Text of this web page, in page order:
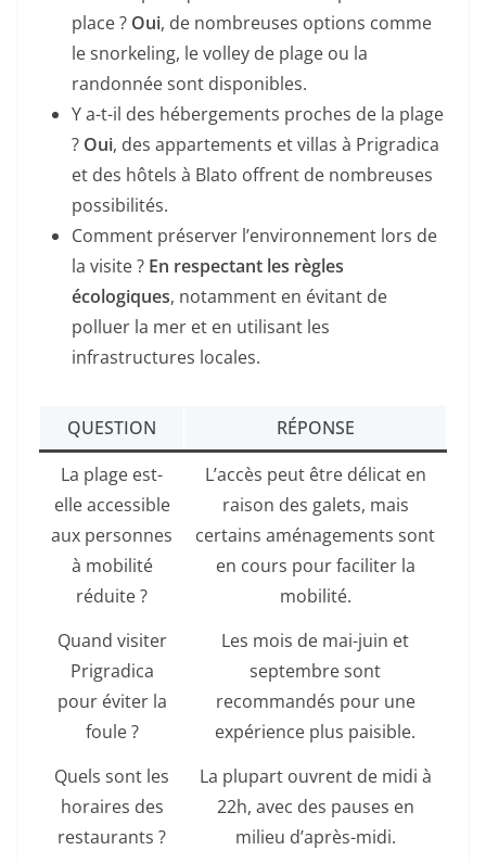
place ? Oui, de nombreuses options comme
le snorkeling, le volley de plage ou la
randonnée sont disponibles.
Y a-t-il des hébergements proches de la plage
? Oui, des appartements et villas à Prigradica
et des hôtels à Blato offrent de nombreuses
possibilités.
Comment préserver l’environnement lors de
la visite ? En respectant les règles
écologiques, notamment en évitant de
polluer la mer et en utilisant les
infrastructures locales.
QUESTION
RÉPONSE
La plage est-
elle accessible
aux personnes
à mobilité
réduite ?
L’accès peut être délicat en
raison des galets, mais
certains aménagements sont
en cours pour faciliter la
mobilité.
Quand visiter
Prigradica
pour éviter la
foule ?
Les mois de mai-juin et
septembre sont
recommandés pour une
expérience plus paisible.
Quels sont les
horaires des
restaurants ?
La plupart ouvrent de midi à
22h, avec des pauses en
milieu d’après-midi.